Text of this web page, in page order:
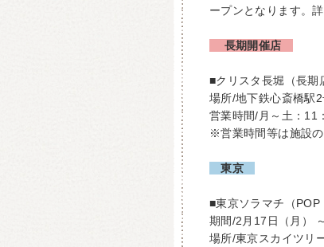
ープンとなります。
長期開催店
■クリスタ長堀（長期
場所/地下鉄心斎橋
営業時間/月～土：11
※営業時間等は施設の
東京
■東京ソラマチ（POP
期間/2月17日（月）
場所/東京スカイツリ